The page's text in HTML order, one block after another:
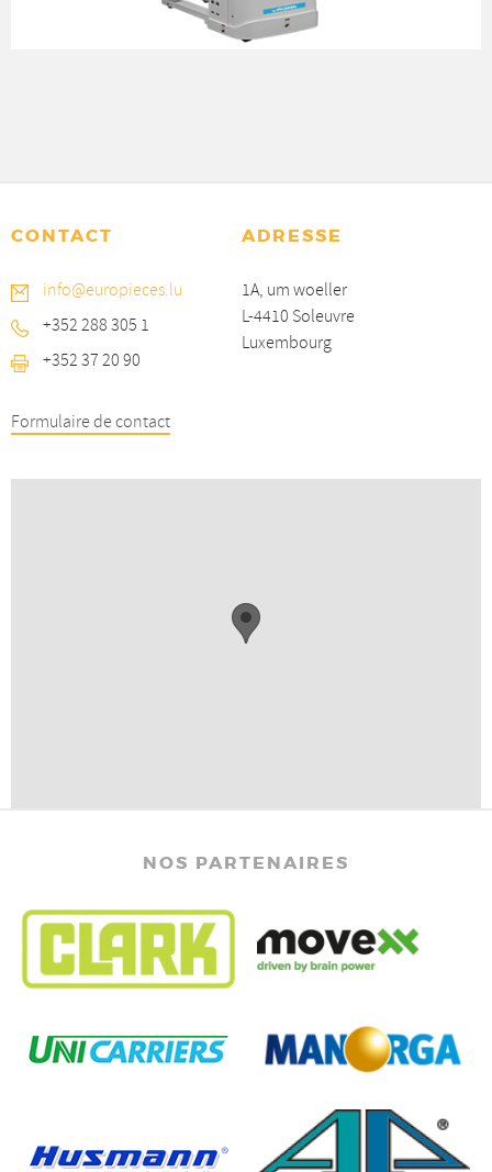
CONTACT
info@europieces.lu
+352 288 305 1
+352 37 20 90
Formulaire de contact
ADRESSE
1A, um woeller
L-4410 Soleuvre
Luxembourg
NOS PARTENAIRES